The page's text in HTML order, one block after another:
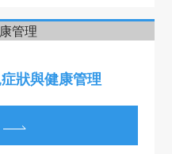
狀與健康管理